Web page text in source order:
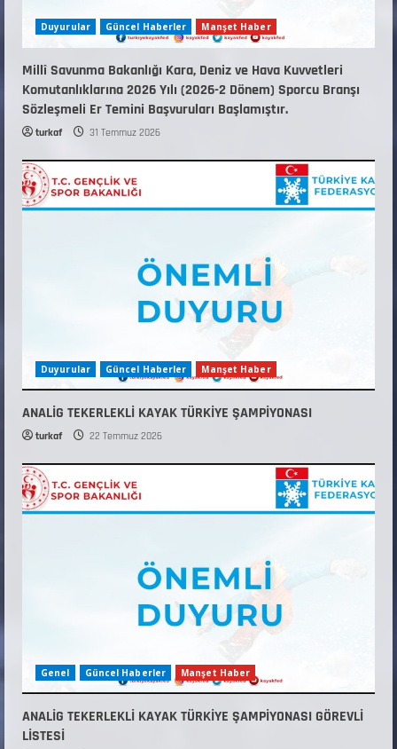
Duyurular Güncel Haberler Manşet Haber
Millî Savunma Bakanlığı Kara, Deniz ve Hava Kuvvetleri
Komutanlıklarına 2026 Yılı (2026-2 Dönem) Sporcu Branşı
Sözleşmeli Er Temini Başvuruları Başlamıştır.
turkaf 31 Temmuz 2026
Duyurular Güncel Haberler Manşet Haber
ANALİG TEKERLEKLİ KAYAK TÜRKİYE ŞAMPİYONASI
turkaf 22 Temmuz 2026
Genel Güncel Haberler Manşet Haber
ANALİG TEKERLEKLİ KAYAK TÜRKİYE ŞAMPİYONASI GÖREVLİ
LİSTESİ